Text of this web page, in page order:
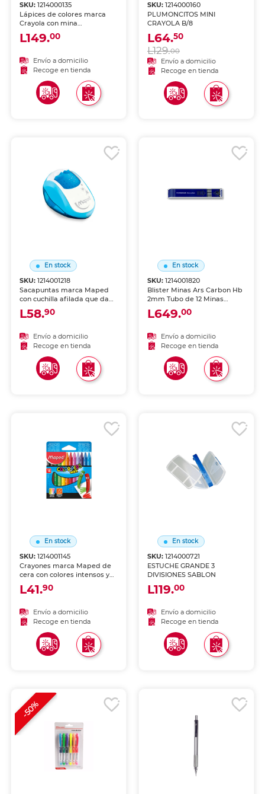
SKU:1214000135
Lápices de colores marca
Crayola con mina
pigmentada y resistente.
Trazos suaves, intensos y
coloreado y proyectos
escolares.
L149.00
Envío a domicilio
Recoge en tienda
SKU: 1214000160
PLUMONCITOS MINI
CRAYOLA B/8
L64.50
L129.00
Envío a domicilio
Recoge en tienda
En stock
SKU:1214001218
Sacapuntas marca Maped
con cuchilla afilada que da
punta uniforme a lápices y
lápices de colores. Diseño
viruta.
L58.90
Envío a domicilio
Recoge en tienda
En stock
SKU: 1214001820
Blister Minas Ars Carbon Hb
2mm Tubo de 12 Minas
marca Staedtler. Producto
de calidad para uso escolar,
L649.00
Envío a domicilio
Recoge en tienda
En stock
SKU:1214001145
Crayones marca Maped de
cera con colores intensos y
aplicación suave sobre papel
y cartón. Resistentes a la
más pequeños.
L41.90
Envío a domicilio
Recoge en tienda
En stock
SKU: 1214000721
ESTUCHE GRANDE 3
DIVISIONES SABLON
L119.00
Envío a domicilio
Recoge en tienda
-50%